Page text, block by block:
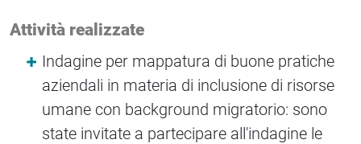
Attività realizzate
Indagine per mappatura di buone pratiche
aziendali in materia di inclusione di risorse
umane con background migratorio: sono
state invitate a partecipare all'indagine le